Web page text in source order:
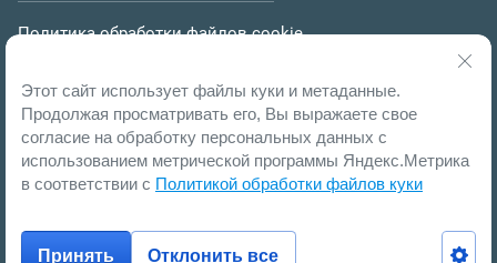
Политика обработки файлов cookie
Этот сайт использует файлы куки и метаданные.
Продолжая просматривать его, Вы выражаете свое
согласие на обработку персональных данных с
использованием метрической программы Яндекс.Метрика
в соответствии с Политикой обработки файлов куки
Принять Отклонить все